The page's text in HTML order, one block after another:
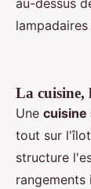
au-dessus
La cuisine,
Une cuisine
tout sur
structure